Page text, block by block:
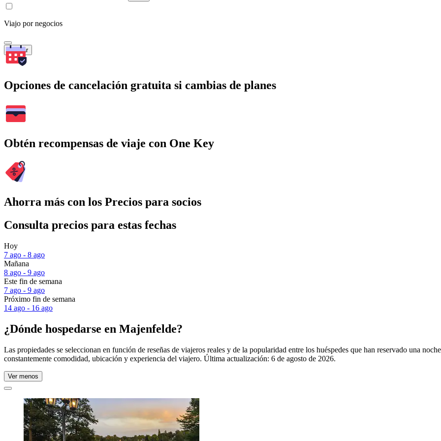
Viajo por negocios
Buscar
Opciones de cancelación gratuita si cambias de planes
Obtén recompensas de viaje con One Key
Ahorra más con los Precios para socios
Consulta precios para estas fechas
Hoy
7 ago - 8 ago
Mañana
8 ago - 9 ago
Este fin de semana
7 ago - 9 ago
Próximo fin de semana
14 ago - 16 ago
¿Dónde hospedarse en Majenfelde?
Las propiedades se seleccionan en función de reseñas de viajeros reales y de la popularidad entre los huéspedes que han reservado una
constantemente comodidad, ubicación y experiencia del viajero. Última actualización: 6 de agosto de 2026.
Ver menos